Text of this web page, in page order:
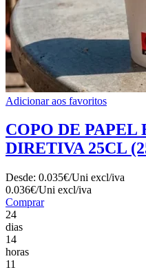
Adicionar aos favoritos
COPO DE PAPEL
DIRETIVA 25CL
Desde: 0.035€/Uni excl/iva
0.036€/Uni excl/iva
Comprar
24
dias
14
horas
11